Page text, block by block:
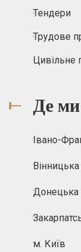
Тендери
Трудове
Цивільне
Де
Івано-
Вінницька
Донецька
м. Київ